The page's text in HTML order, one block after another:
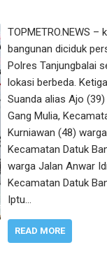
TOPMETRO.NEWS
bangunan diciduk
Polres Tanjungbalai
lokasi berbeda.
Suanda alias Ajo
Gang Mulia,
Kurniawan (48)
Kecamatan Datuk
warga Jalan Anwar
Kecamatan Datuk
Iptu…
READ MORE